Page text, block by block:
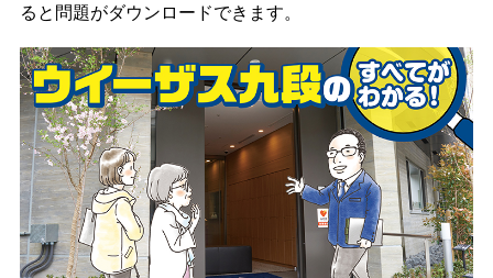
ると問題がダウンロードできます。